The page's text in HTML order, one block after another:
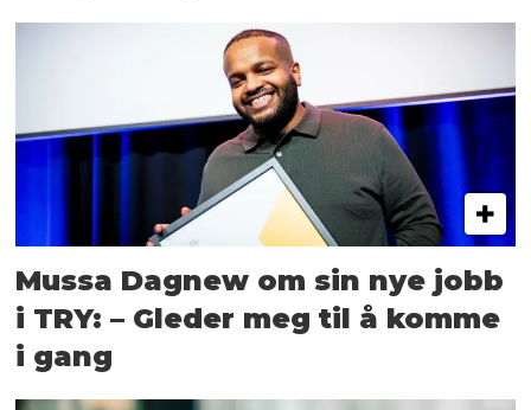
Mussa Dagnew om sin nye jobb
i TRY: – Gleder meg til å komme
i gang